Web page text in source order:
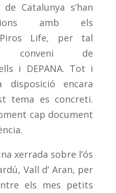
Catalunya s’han
amb els
Life, per tal
conveni de
i DEPANA. Tot i
disposició encara
tema es concreti.
cap document
xerrada sobre l’ós
Vall d’ Aran, per
els mes petits